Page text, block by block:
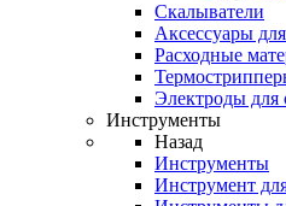
Скалыватели
Аксессуары
Расходные
Электроды для
Инструменты
Назад
Инструменты
Инструмент